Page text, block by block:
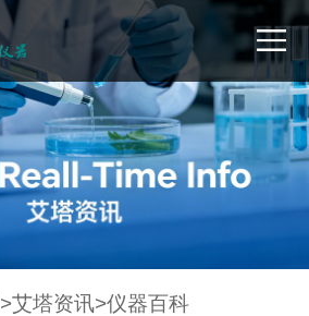
>艾塔资讯>仪器百科